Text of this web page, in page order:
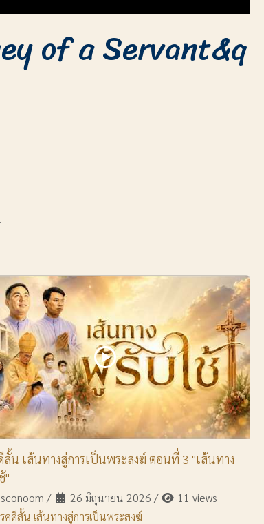
of a Servant&q
สั้น เส้นทางสู่การเป็นพระสงฆ์ ตอนที่ 3 "เส้นทาง
"
/ 26 มิถุนายน 2026 /
11 views
คดีสั้น เส้นทางสู่การเป็นพระสงฆ์